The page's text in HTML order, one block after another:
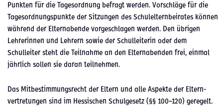
Punk­ten für die Tage­sor­d­nung befragt wer­den. Vorschläge für die
Tage­sor­d­nungspunk­te der Sitzun­gen des Schulel­tern­beirates kön­nen
während der Eltern­abende vorgeschla­gen wer­den. Den übri­gen
Lehrerin­nen und Lehrern sowie der Schullei­t­erin oder dem
Schulleit­er ste­ht die Teil­nahme an den Eltern­aben­den frei, ein­mal
jährlich sollen sie daran teil­nehmen.
Das Mitbes­tim­mungsrecht der Eltern und alle Aspek­te der Eltern­
vertre­tun­gen sind im Hes­sis­chen Schulge­setz (§§ 100–120) geregelt.